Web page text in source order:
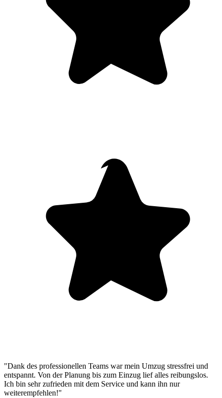
"Dank des professionellen Teams war mein Umzug stressfrei und
entspannt. Von der Planung bis zum Einzug lief alles reibungslos.
Ich bin sehr zufrieden mit dem Service und kann ihn nur
weiterempfehlen!"